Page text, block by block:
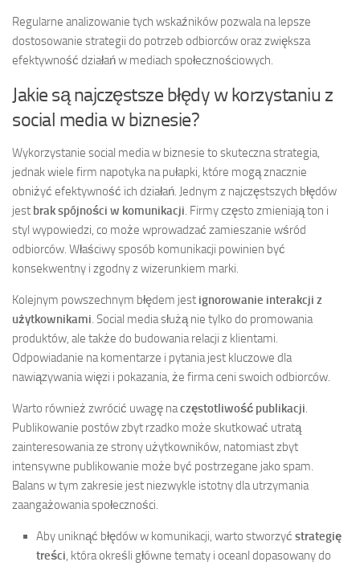
Regularne analizowanie tych wskaźników pozwala na lepsze
dostosowanie strategii do potrzeb odbiorców oraz zwiększa
efektywność działań w mediach społecznościowych.
Jakie są najczęstsze błędy w korzystaniu z
social media w biznesie?
Wykorzystanie social media w biznesie to skuteczna strategia,
jednak wiele firm napotyka na pułapki, które mogą znacznie
obniżyć efektywność ich działań. Jednym z najczęstszych błędów
jest brak spójności w komunikacji. Firmy często zmieniają ton i
styl wypowiedzi, co może wprowadzać zamieszanie wśród
odbiorców. Właściwy sposób komunikacji powinien być
konsekwentny i zgodny z wizerunkiem marki.
Kolejnym powszechnym błędem jest ignorowanie interakcji z
użytkownikami. Social media służą nie tylko do promowania
produktów, ale także do budowania relacji z klientami.
Odpowiadanie na komentarze i pytania jest kluczowe dla
nawiązywania więzi i pokazania, że firma ceni swoich odbiorców.
Warto również zwrócić uwagę naczęstotliwość publikacji.
Publikowanie postów zbyt rzadko może skutkować utratą
zainteresowania ze strony użytkowników, natomiast zbyt
intensywne publikowanie może być postrzegane jako spam.
Balans w tym zakresie jest niezwykle istotny dla utrzymania
zaangażowania społeczności.
Aby uniknąć błędów w komunikacji, warto stworzyć strategię
treści, która określi główne tematy i oceanl dopasowany do